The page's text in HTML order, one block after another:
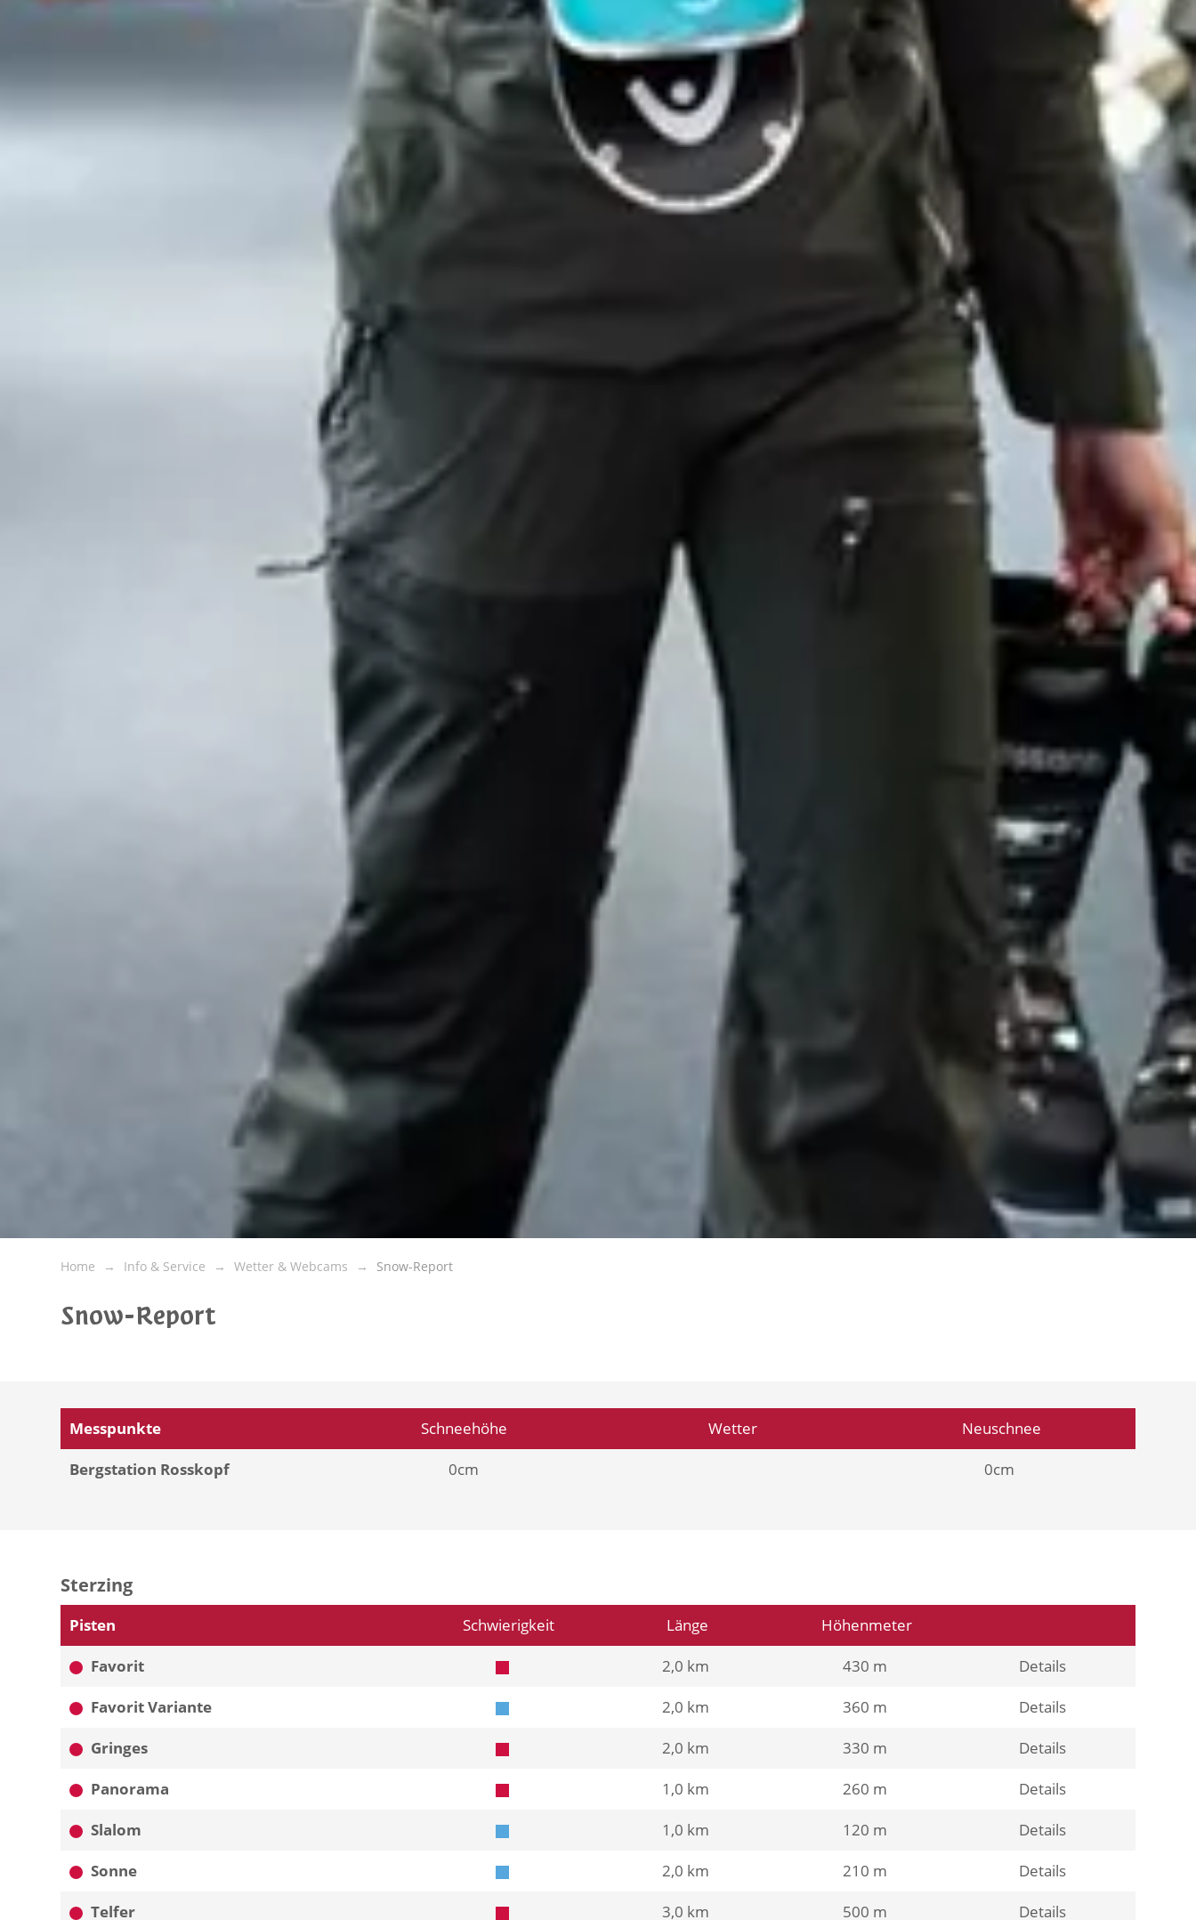
Home Info & Service Wetter & Webcams Snow-Report
Snow-Report
Messpunkte Schneehöhe Wetter
Neuschnee
Bergstation Rosskopf
0cm 0cm
Sterzing
Pisten Schwierigkeit Länge
Höhenmeter
Favorit
2,0 km 430 m
Details
Favorit Variante
2,0 km 360 m
Details
Gringes
2,0 km 330 m
Details
Panorama
1,0 km 260 m
Details
Slalom
1,0 km 120 m
Details
Sonne
2,0 km 210 m
Details
Telfer
3,0 km 500 m Details